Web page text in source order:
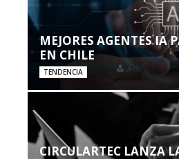
MEJORES AGENTES IA
EN CHILE
TENDENCIA
CIRCULARTEC LANZA